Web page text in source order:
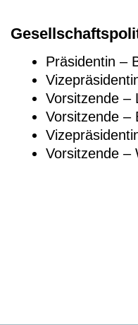
Präsidentin –
Vorsitzende –
Vorsitzende –
Vorsitzende –